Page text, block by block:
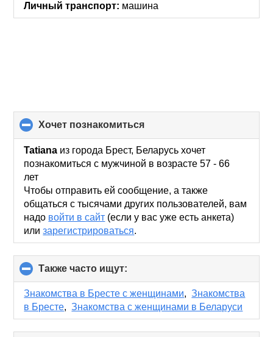
Личный транспорт: машина
хочет познакомиться
to
collapse
contents
Tatiana из города Брест, Беларусь хочет
познакомиться с мужчиной в возрасте 57 - 66
лет
Чтобы отправить ей сообщение, а также
общаться с тысячами других пользователей, вам
надо войти в сайт (если у вас уже есть анкета)
илизарегистрироваться.
Также часто ищут:
to
collapse
contents
Знакомства в Бресте с женщинами,Знакомства
в Бресте,Знакомства с женщинами в Беларуси